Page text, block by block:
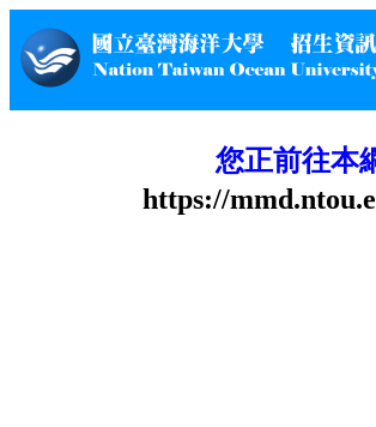
您正前往本
https://